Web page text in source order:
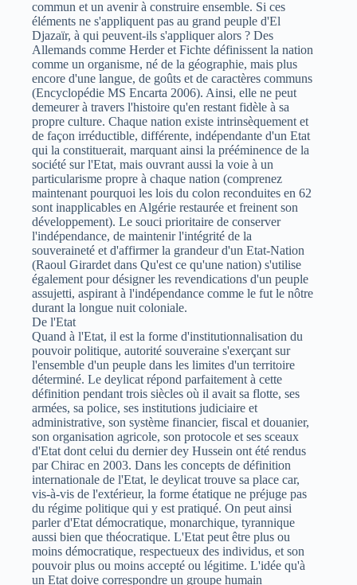
commun et un avenir à construire ensemble. Si ces
éléments ne s'appliquent pas au grand peuple d'El
Djazaïr, à qui peuvent-ils s'appliquer alors ? Des
Allemands comme Herder et Fichte définissent la nation
comme un organisme, né de la géographie, mais plus
encore d'une langue, de goûts et de caractères communs
(Encyclopédie MS Encarta 2006). Ainsi, elle ne peut
demeurer à travers l'histoire qu'en restant fidèle à sa
propre culture. Chaque nation existe intrinsèquement et
de façon irréductible, différente, indépendante d'un Etat
qui la constituerait, marquant ainsi la prééminence de la
société sur l'Etat, mais ouvrant aussi la voie à un
particularisme propre à chaque nation (comprenez
maintenant pourquoi les lois du colon reconduites en 62
sont inapplicables en Algérie restaurée et freinent son
développement). Le souci prioritaire de conserver
l'indépendance, de maintenir l'intégrité de la
souveraineté et d'affirmer la grandeur d'un Etat-Nation
(Raoul Girardet dans Qu'est ce qu'une nation) s'utilise
également pour désigner les revendications d'un peuple
assujetti, aspirant à l'indépendance comme le fut le nôtre
durant la longue nuit coloniale.
De l'Etat
Quand à l'Etat, il est la forme d'institutionnalisation du
pouvoir politique, autorité souveraine s'exerçant sur
l'ensemble d'un peuple dans les limites d'un territoire
déterminé. Le deylicat répond parfaitement à cette
définition pendant trois siècles où il avait sa flotte, ses
armées, sa police, ses institutions judiciaire et
administrative, son système financier, fiscal et douanier,
son organisation agricole, son protocole et ses sceaux
d'Etat dont celui du dernier dey Hussein ont été rendus
par Chirac en 2003. Dans les concepts de définition
internationale de l'Etat, le deylicat trouve sa place car,
vis-à-vis de l'extérieur, la forme étatique ne préjuge pas
du régime politique qui y est pratiqué. On peut ainsi
parler d'Etat démocratique, monarchique, tyrannique
aussi bien que théocratique. L'Etat peut être plus ou
moins démocratique, respectueux des individus, et son
pouvoir plus ou moins accepté ou légitime. L'idée qu'à
un Etat doive correspondre un groupe humain